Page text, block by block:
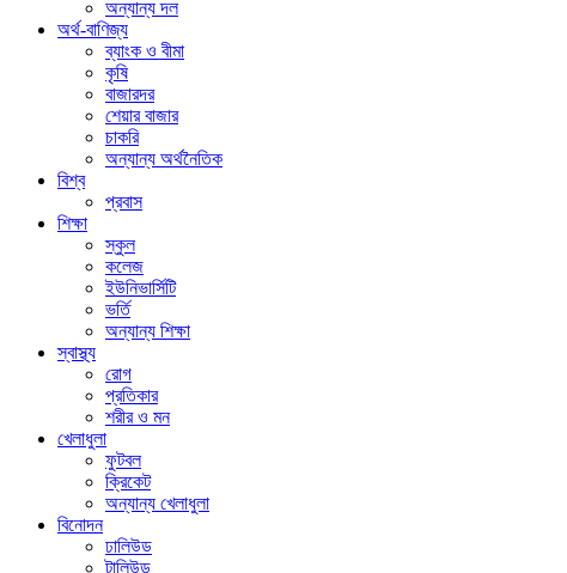
অন্যান্য দল
অর্থ-বাণিজ্য
ব্যাংক ও বীমা
কৃষি
বাজারদর
শেয়ার বাজার
চাকরি
অন্যান্য অর্থনৈতিক
বিশ্ব
প্রবাস
শিক্ষা
স্কুল
কলেজ
ইউনিভার্সিটি
ভর্তি
অন্যান্য শিক্ষা
স্বাস্থ্য
রোগ
প্রতিকার
শরীর ও মন
খেলাধুলা
ফুটবল
ক্রিকেট
অন্যান্য খেলাধুলা
বিনোদন
ঢালিউড
টালিউড